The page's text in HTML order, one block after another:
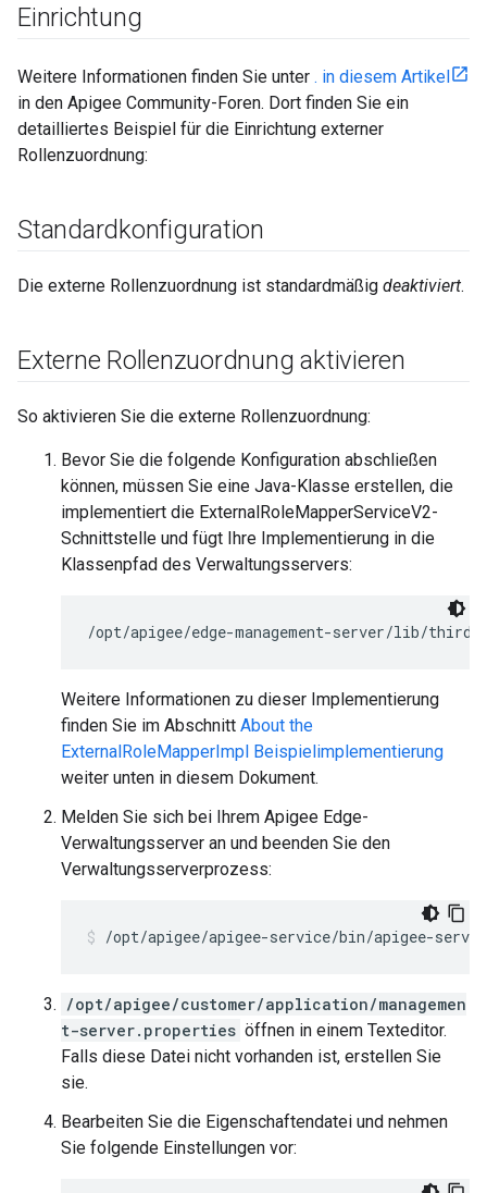
Einrichtung
Weitere Informationen finden Sie unter . in diesem Artikel
in den Apigee Community-Foren. Dort finden Sie ein
detailliertes Beispiel für die Einrichtung externer
Rollenzuordnung:
Standardkonfiguration
Die externe Rollenzuordnung ist standardmäßig deaktiviert.
Externe Rollenzuordnung aktivieren
So aktivieren Sie die externe Rollenzuordnung:
Bevor Sie die folgende Konfiguration abschließen
können, müssen Sie eine Java-Klasse erstellen, die
implementiert die ExternalRoleMapperServiceV2-
Schnittstelle und fügt Ihre Implementierung in die
Klassenpfad des Verwaltungsservers:
/opt/apigee/edge-management-server/lib/
Weitere Informationen zu dieser Implementierung
finden Sie im Abschnitt About the
ExternalRoleMapperImpl Beispielimplementierung
weiter unten in diesem Dokument.
Melden Sie sich bei Ihrem Apigee Edge-
Verwaltungsserver an und beenden Sie den
Verwaltungsserverprozess:
/opt/apigee/apigee-service/bin/apigee-
/opt/apigee/customer/application/managemen
t-server.properties öffnen in einem Texteditor.
Falls diese Datei nicht vorhanden ist, erstellen Sie
sie.
Bearbeiten Sie die Eigenschaftendatei und nehmen
Sie folgende Einstellungen vor: